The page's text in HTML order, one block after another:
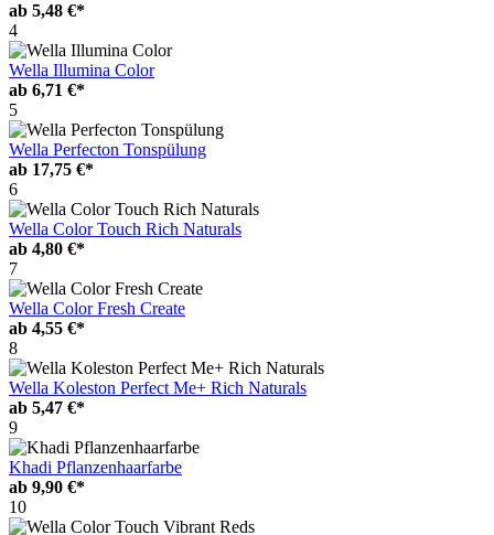
ab 5,48 €*
4
Wella Illumina Color
ab 6,71 €*
5
Wella Perfecton Tonspülung
ab 17,75 €*
6
Wella Color Touch Rich Naturals
ab 4,80 €*
7
Wella Color Fresh Create
ab 4,55 €*
8
Wella Koleston Perfect Me+ Rich Naturals
ab 5,47 €*
9
Khadi Pflanzenhaarfarbe
ab 9,90 €*
10